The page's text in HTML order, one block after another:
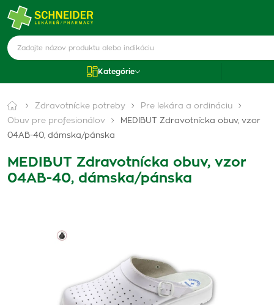
Kategórie
Zdravotnícke potreby
Pre lekára a ordináciu
Obuv pre profesionálov
MEDIBUT Zdravotnícka obuv, vzor
04AB-40, dámska/pánska
MEDIBUT Zdravotnícka obuv, vzor
04AB-40, dámska/pánska